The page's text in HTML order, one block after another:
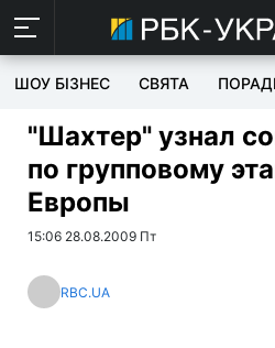
ШОУ БІЗНЕС СВЯТА
"Шахтер" узнал
по групповому
Европы
15:06 28.08.2009 Пт
RBC.UA